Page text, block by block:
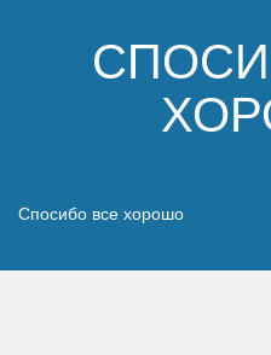
Наши победы
Спосибо все хорошо